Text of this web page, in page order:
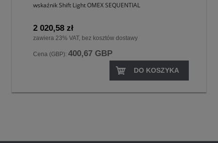
wskaźnik Shift Light OMEX SEQUENTIAL
2 020,58 zł
zawiera 23% VAT, bez kosztów dostawy
Cena (GBP): 400,67 GBP
DO KOSZYKA